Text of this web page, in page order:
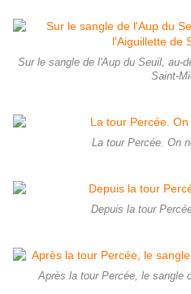
Sur le sangle de l'Aup du Seuil, au-
Saint-
La tour Percée. On
Depuis la tour
Après la tour Percée, le sangle